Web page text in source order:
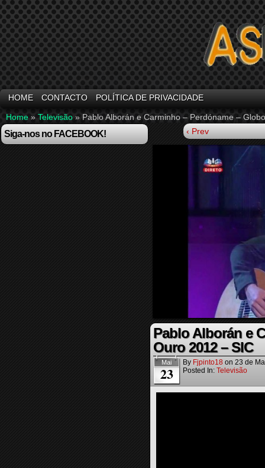
HOME CONTACTO POLÍTICA DE PRIVACIDADE
Home » Televisão » Pablo Alborán e Carminho – Perdóname –
Siga-nos no FACEBOOK! ‹ Prev
Pablo Alborán e
Ouro 2012 – SIC
Mai
23
By Fjpinto18 on 23 de
Posted In: Televisão